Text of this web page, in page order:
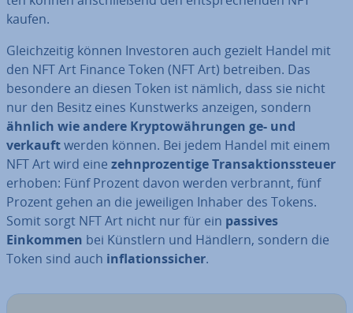
kaufen.
Gleich­zei­tig können In­ves­to­ren auch gezielt Handel mit
den NFT Art Finance Token (NFT Art) betreiben. Das
besondere an diesen Token ist nämlich, dass sie nicht
nur den Besitz eines Kunst­werks anzeigen, sondern
ähnlich wie andere Kryp­to­wäh­run­gen ge- und
verkauftwerden können. Bei jedem Handel mit einem
NFT Art wird eine zehn­pro­zen­ti­ge Trans­ak­ti­ons­steu­er
erhoben: Fünf Prozent davon werden verbrannt, fünf
Prozent gehen an die je­wei­li­gen Inhaber des Tokens.
Somit sorgt NFT Art nicht nur für ein passives
Einkommen bei Künstlern und Händlern, sondern die
Token sind auch in­fla­ti­ons­si­cher.